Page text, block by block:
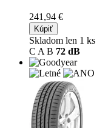
241,94 €
Kúpiť
Skladom len 1 ks
C A B 72 dB